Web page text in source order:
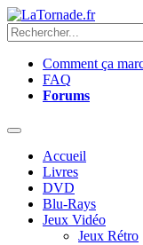
Comment ça
FAQ
Forums
Accueil
Livres
DVD
Blu-Rays
Jeux Vidéo
Jeux Rétro